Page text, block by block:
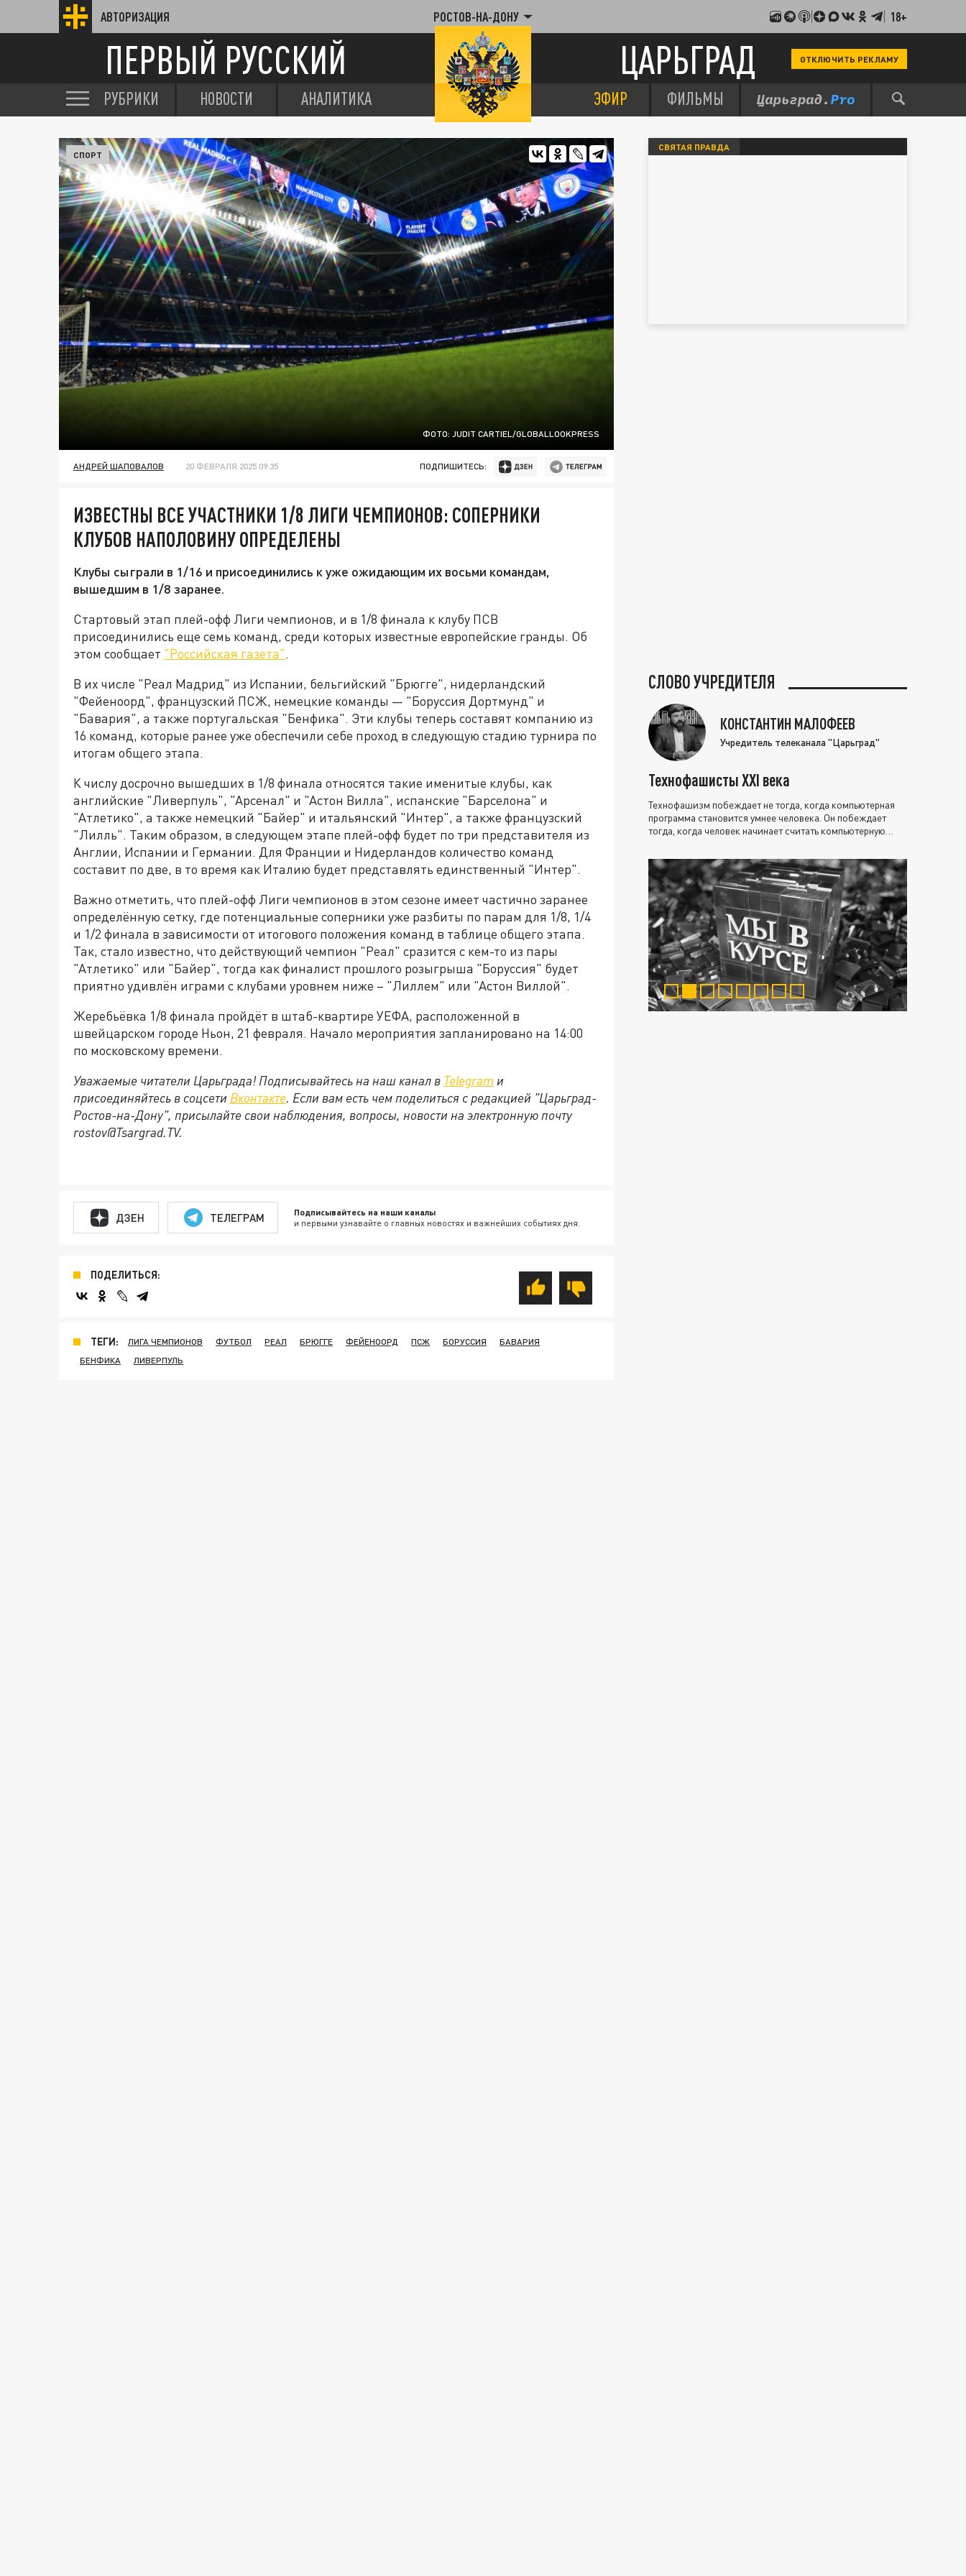
АВТОРИЗАЦИЯ РОСТОВ-НА-ДОНУ 18+
ПЕРВЫЙ РУССКИЙ ЦАРЬГРАД ОТКЛЮЧИТЬ РЕКЛАМУ
РУБРИКИ НОВОСТИ АНАЛИТИКА ЭФИР ФИЛЬМЫ
ФОТО: JUDIT CARTIEL/GLOBALLOOKPRESS
СПОРТ
АНДРЕЙ ШАПОВАЛОВ 20 ФЕВРАЛЯ 2025 09:35 ПОДПИШИТЕСЬ:
ИЗВЕСТНЫ ВСЕ УЧАСТНИКИ 1/8 ЛИГИ ЧЕМПИОНОВ: СОПЕРНИКИ
КЛУБОВ НАПОЛОВИНУ ОПРЕДЕЛЕНЫ
Клубы сыграли в 1/16 и присоединились к уже ожидающим их восьми командам,
вышедшим в 1/8 заранее.
Стартовый этап плей-офф Лиги чемпионов, и в 1/8 финала к клубу ПСВ
присоединились еще семь команд, среди которых известные европейские гранды. Об
этом сообщает "Российская газета".
В их числе "Реал Мадрид" из Испании, бельгийский "Брюгге", нидерландский
"Фейеноорд", французский ПСЖ, немецкие команды — "Боруссия Дортмунд" и
"Бавария", а также португальская "Бенфика". Эти клубы теперь составят компанию из
16 команд, которые ранее уже обеспечили себе проход в следующую стадию турнира по
итогам общего этапа.
К числу досрочно вышедших в 1/8 финала относятся такие именитые клубы, как
английские "Ливерпуль", "Арсенал" и "Астон Вилла", испанские "Барселона" и
"Атлетико", а также немецкий "Байер" и итальянский "Интер", а также французский
"Лилль". Таким образом, в следующем этапе плей-офф будет по три представителя из
Англии, Испании и Германии. Для Франции и Нидерландов количество команд
составит по две, в то время как Италию будет представлять единственный "Интер".
Важно отметить, что плей-офф Лиги чемпионов в этом сезоне имеет частично заранее
определённую сетку, где потенциальные соперники уже разбиты по парам для 1/8, 1/4
и 1/2 финала в зависимости от итогового положения команд в таблице общего этапа.
Так, стало известно, что действующий чемпион "Реал" сразится с кем-то из пары
"Атлетико" или "Байер", тогда как финалист прошлого розыгрыша "Боруссия" будет
приятно удивлён играми с клубами уровнем ниже – "Лиллем" или "Астон Виллой".
Жеребьёвка 1/8 финала пройдёт в штаб-квартире УЕФА, расположенной в
швейцарском городе Ньон, 21 февраля. Начало мероприятия запланировано на 14:00
по московскому времени.
Уважаемые читатели Царьграда! Подписывайтесь на наш канал в Telegram и
присоединяйтесь в соцсети Вконтакте. Если вам есть чем поделиться с редакцией "Царьград-
Ростов-на-Дону", присылайте свои наблюдения, вопросы, новости на электронную почту
rostov@Tsargrad.ТV.
ДЗЕН ТЕЛЕГРАМ Подписывайтесь на наши каналы
и первыми узнавайте о главных новостях и важнейших событиях дня.
ПОДЕЛИТЬСЯ:
ТЕГИ: ЛИГА ЧЕМПИОНОВ ФУТБОЛ РЕАЛ БРЮГГЕ ФЕЙЕНООРД ПСЖ БОРУССИЯ
БАВАРИЯ
БЕНФИКА
ЛИВЕРПУЛЬ
СВЯТАЯ ПРАВДА
СЛОВО УЧРЕДИТЕЛЯ
КОНСТАНТИН МАЛОФЕЕВ
Учредитель телеканала "Царьград"
Технофашисты XXI века
Технофашизм побеждает не тогда, когда компьютерная
программа становится умнее человека. Он побеждает
тогда, когда человек начинает считать компьютерную